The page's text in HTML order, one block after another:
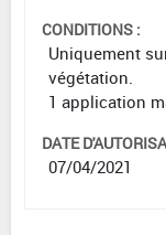
CONDITIONS :
Uniquement
végétation.
1 application
DATE
07/04/2021